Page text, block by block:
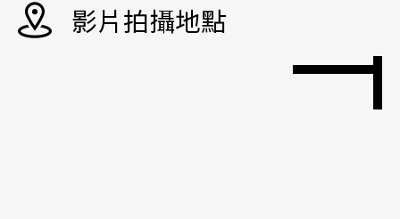
影片拍攝地點